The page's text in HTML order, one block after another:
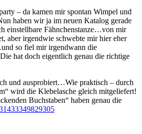
– da kamen mir spontan Wimpel und
haben wir ja im neuen Katalog gerade
einstellbare Fähnchenstanze…von mir
aber irgendwie schwebte mir hier eher
so fiel mir irgendwann die
hat doch eigentlich genau die richtige
und ausprobiert…Wie praktisch – durch
wird die Klebelasche gleich mitgeliefert!
Buchstaben“ haben genau die